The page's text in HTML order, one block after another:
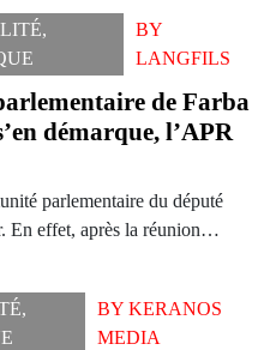
,
BY
LANGFILS
de Farba
démarque, l’APR
parlementaire du député
En effet, après la réunion…
,
BY KERANOS
MEDIA